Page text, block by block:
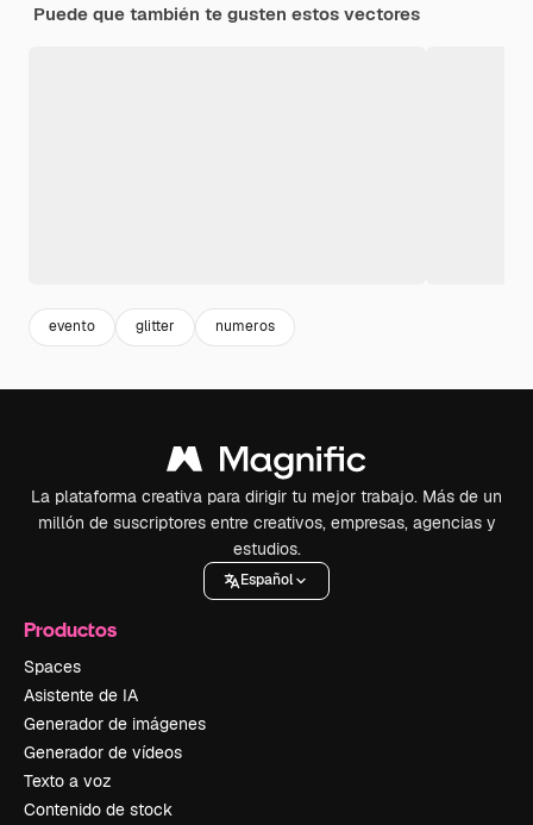
Puede que también te gusten estos vectores
evento glitter numeros
La plataforma creativa para dirigir tu mejor trabajo. Más de un
millón de suscriptores entre creativos, empresas, agencias y
estudios.
Español
Productos
Spaces
Asistente de IA
Generador de imágenes
Generador de vídeos
Texto a voz
Contenido de stock